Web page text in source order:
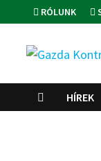
to
content
RÓLUNK
HÍREK